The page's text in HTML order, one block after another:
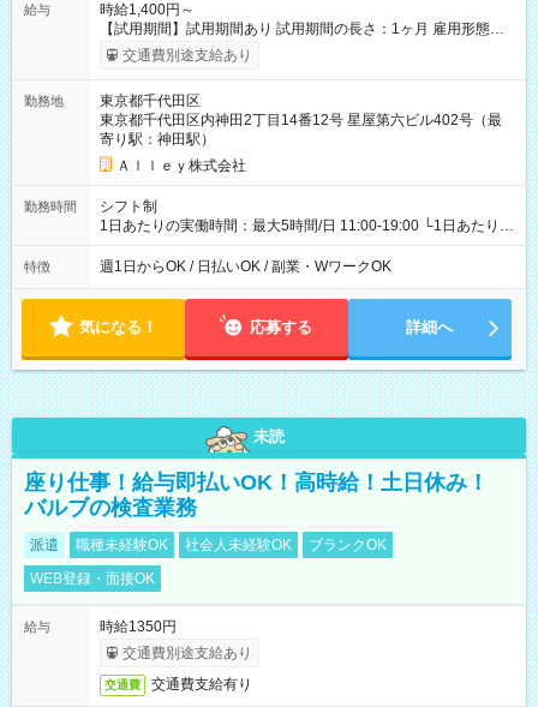
給与
時給1,400円～
【試用期間】試用期間あり 試用期間の長さ：1ヶ月 雇用形態、
給与は本採用時と同じです。
交通費別途支給あり
勤務地
東京都千代田区
東京都千代田区内神田2丁目14番12号 星屋第六ビル402号（最
寄り駅：神田駅）
Ａｌｌｅｙ株式会社
勤務時間
シフト制
1日あたりの実働時間：最大5時間/日 11:00-19:00 └1日あたりの
実働時間：1-5時間 └上記の時間帯内であれば、いつでも勤務可
能！ └平日・土曜日の中で、お好きな曜日でご勤務いただけま
18:00 などのように、自由な働き方が可能なお仕事です！
特徴 週1日からOK / 日払いOK / 副業・WワークOK
気になる！ 応募する 詳細へ
未読
座り仕事！給与即払いOK！高時給！土日休み！
バルブの検査業務
派遣 職種未経験OK 社会人未経験OK
ブランクOK
WEB登録・面接OK
給与
時給1350円
交通費別途支給あり
交通費 交通費支給有り